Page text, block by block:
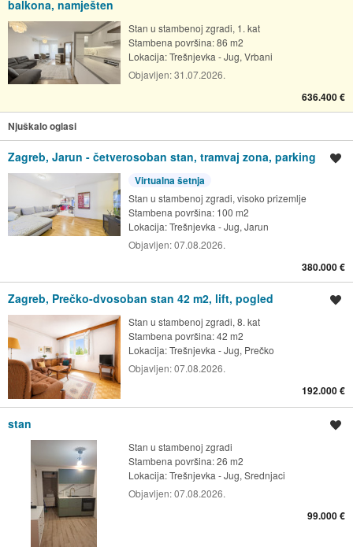
balkona, namješten
Stan u stambenoj zgradi, 1. kat
Stambena površina: 86 m2
Lokacija:Trešnjevka - Jug, Vrbani
Objavljen:31.07.2026.
636.400 €
Njuškalo oglasi
Zagreb, Jarun - četverosoban stan, tramvaj zona, parking
Virtualna šetnja
Stan u stambenoj zgradi, visoko prizemlje
Stambena površina: 100 m2
Lokacija:Trešnjevka - Jug, Jarun
Objavljen:07.08.2026.
380.000 €
Zagreb, Prečko-dvosoban stan 42 m2, lift, pogled
Stan u stambenoj zgradi, 8. kat
Stambena površina: 42 m2
Lokacija:Trešnjevka - Jug, Prečko
Objavljen:07.08.2026.
192.000 €
stan
Stan u stambenoj zgradi
Stambena površina: 26 m2
Lokacija:Trešnjevka - Jug, Srednjaci
Objavljen:07.08.2026.
99.000 €